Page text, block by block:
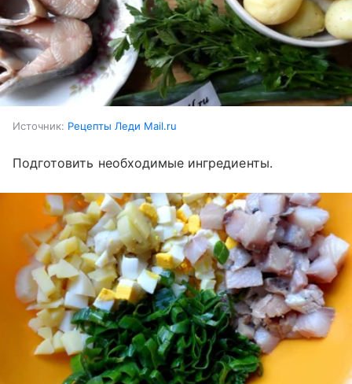
Источник: Рецепты Леди Mail.ru
Подготовить необходимые ингредиенты.